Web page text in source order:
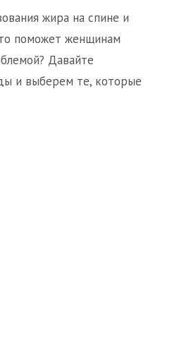
жира на спине и
поможет женщинам
Давайте
и выберем те, которые